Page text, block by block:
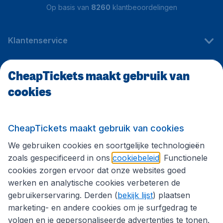
Op basis van 8260 klantbeoordelingen
Klantenservice
CheapTickets.be
Volg CheapTickets.be
CheapTickets maakt gebruik van
cookies
CheapTickets maakt gebruik van cookies
We gebruiken cookies en soortgelijke technologieën
zoals gespecificeerd in ons cookiebeleid . Functionele
cookies zorgen ervoor dat onze websites goed
werken en analytische cookies verbeteren de
gebruikerservaring. Derden (bekijk lijst) plaatsen
marketing- en andere cookies om je surfgedrag te
volgen en je gepersonaliseerde advertenties te tonen.